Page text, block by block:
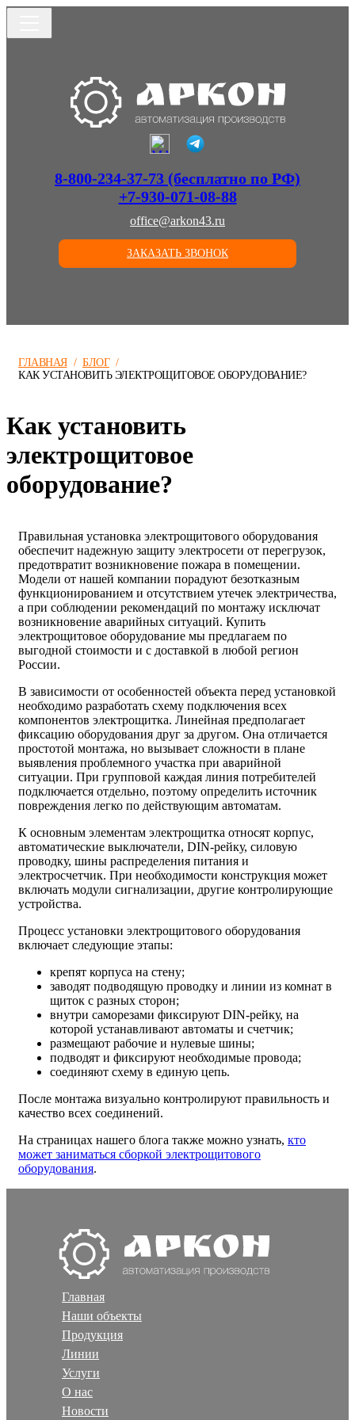
8-800-234-37-73 (бесплатно по РФ)
+7-930-071-08-88
office@arkon43.ru
ЗАКАЗАТЬ ЗВОНОК
ГЛАВНАЯ / БЛОГ /
КАК УСТАНОВИТЬ ЭЛЕКТРОЩИТОВОЕ ОБОРУДОВАНИЕ?
Как установить
электрощитовое
оборудование?
Правильная установка электрощитового оборудования
обеспечит надежную защиту электросети от перегрузок,
предотвратит возникновение пожара в помещении.
Модели от нашей компании порадуют безотказным
функционированием и отсутствием утечек электричества,
а при соблюдении рекомендаций по монтажу исключат
возникновение аварийных ситуаций. Купить
электрощитовое оборудование мы предлагаем по
выгодной стоимости и с доставкой в любой регион
России.
В зависимости от особенностей объекта перед установкой
необходимо разработать схему подключения всех
компонентов электрощитка. Линейная предполагает
фиксацию оборудования друг за другом. Она отличается
простотой монтажа, но вызывает сложности в плане
выявления проблемного участка при аварийной
ситуации. При групповой каждая линия потребителей
подключается отдельно, поэтому определить источник
повреждения легко по действующим автоматам.
К основным элементам электрощитка относят корпус,
автоматические выключатели, DIN-рейку, силовую
проводку, шины распределения питания и
электросчетчик. При необходимости конструкция может
включать модули сигнализации, другие контролирующие
устройства.
Процесс установки электрощитового оборудования
включает следующие этапы:
крепят корпуса на стену;
заводят подводящую проводку и линии из комнат в
щиток с разных сторон;
внутри саморезами фиксируют DIN-рейку, на
которой устанавливают автоматы и счетчик;
размещают рабочие и нулевые шины;
подводят и фиксируют необходимые провода;
соединяют схему в единую цепь.
После монтажа визуально контролируют правильность и
качество всех соединений.
На страницах нашего блога также можно узнать, кто
может заниматься сборкой электрощитового
оборудования.
Главная
Наши объекты
Продукция
Линии
Услуги
О нас
Новости